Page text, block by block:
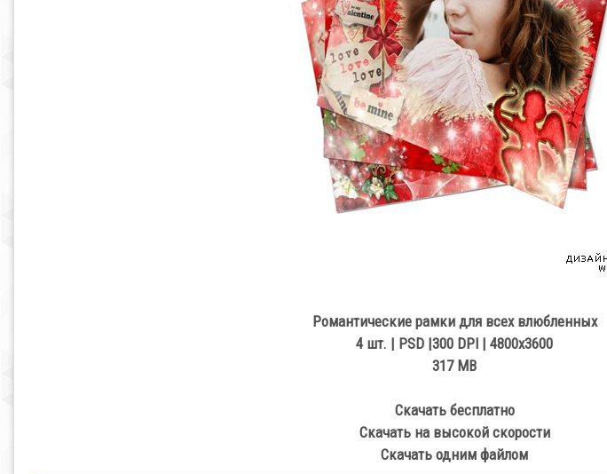
Романтические рамки для всех влюбленных
4 шт. | PSD |300 DPI | 4800х3600
317 MB
Скачать бесплатно
Скачать на высокой скорости
Скачать одним файлом